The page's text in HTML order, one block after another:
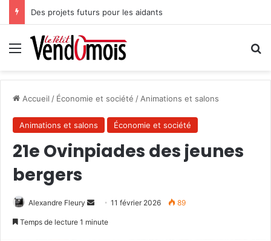
Des projets futurs pour les aidants
Menu
Accueil / Économie et société / Animations et salons
Animations et salons Économie et société
21e Ovinpiades des jeunes
bergers
Alexandre Fleury 11 février 2026 89
Temps de lecture 1 minute